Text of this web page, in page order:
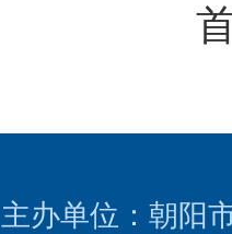
主办单位：朝阳